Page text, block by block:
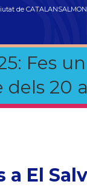
de
Fes
dels 20
a El